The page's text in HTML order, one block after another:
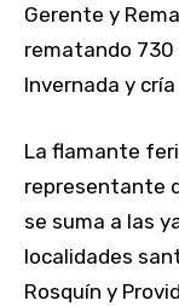
Gerente y
rematando 730
Invernada y
La flamante
representante
se suma a las
localidades
Rosquín y